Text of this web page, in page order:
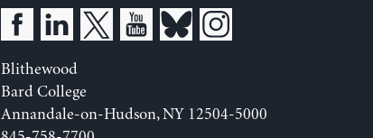
Blithewood
Bard College
Annandale-on-Hudson, NY 12504-5000